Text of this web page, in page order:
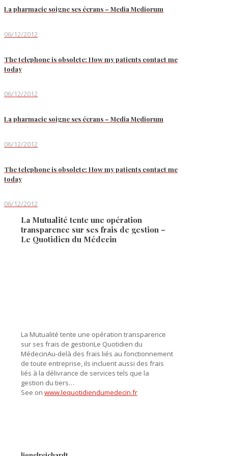
La pharmacie soigne ses écrans – Media Mediorum
06/12/2012
The telephone is obsolete: How my patients contact me
today
06/12/2012
La pharmacie soigne ses écrans – Media Mediorum
06/12/2012
The telephone is obsolete: How my patients contact me
today
06/12/2012
La Mutualité tente une opération
transparence sur ses frais de gestion –
Le Quotidien du Médecin
La Mutualité tente une opération transparence
sur ses frais de gestionLe Quotidien du
MédecinAu-delà des frais liés au fonctionnement
de toute entreprise, ils incluent aussi des frais
liés à la délivrance de services tels que la
gestion du tiers…
See on www.lequotidiendumedecin.fr